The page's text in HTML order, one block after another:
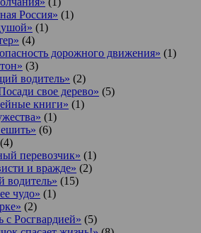
Россия» (1)
(1)
(4)
дорожного движения» (1)
(3)
водитель» (2)
свое дерево» (5)
книги» (1)
(1)
(6)
(4)
перевозчик» (1)
и вражде» (2)
водитель» (15)
чудо» (1)
(2)
с Росгвардией» (5)